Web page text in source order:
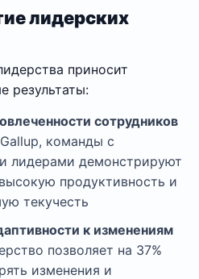
лидерских
приносит
результаты:
сотрудников
команды с
лидерами демонстрируют
продуктивность и
текучесть
к изменениям
позволяет на 37%
изменения и